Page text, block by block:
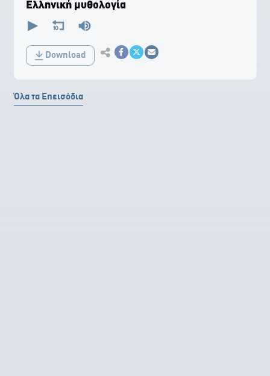
Ελληνική μυθολογία
seconds
0
secondsDownload Κοινοποίηση στο Facebook
Κοινοποίηση Twitter
Αποστολή με Email
Όλα τα Επεισόδια